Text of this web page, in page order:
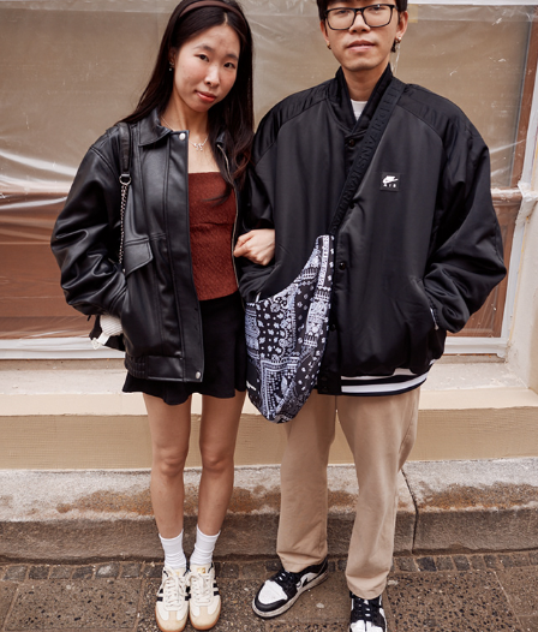
MUNICH GLOCKENBACH
June, 2025